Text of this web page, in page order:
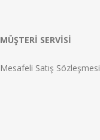
MÜŞTERI SERVISI
Mesafeli Satış Sözleşmesi